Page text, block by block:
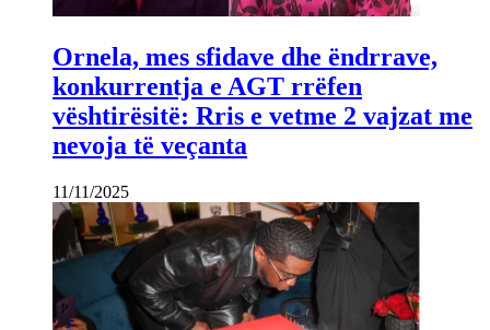
Ornela, mes sfidave dhe ëndrrave,
konkurrentja e AGT rrëfen
vështirësitë: Rris e vetme 2 vajzat me
nevoja të veçanta
11/11/2025